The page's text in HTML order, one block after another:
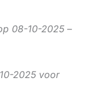
08-10-2025 –
2025 voor